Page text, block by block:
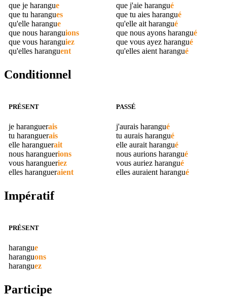
que je harangue
que tu harangues
qu'elle harangue
que nous haranguions
que vous haranguiez
qu'elles haranguent
que j'aie harangué
que tu aies harangué
qu'elle ait harangué
que nous ayons harangué
que vous ayez harangué
qu'elles aient harangué
Conditionnel
PRÉSENT
je haranguerais
tu haranguerais
elle haranguerait
nous haranguerions
vous harangueriez
elles harangueraient
PASSÉ
j'aurais harangué
tu aurais harangué
elle aurait harangué
nous aurions harangué
vous auriez harangué
elles auraient harangué
Impératif
PRÉSENT
harangue
haranguons
haranguez
Participe